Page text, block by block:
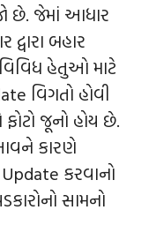
છે. જેમાં આધાર
બહાર
હેતુઓ માટે
વિગતો હોવી
ફોટો જૂનો હોય છે.
કારણે
કરવાનો
સામનો